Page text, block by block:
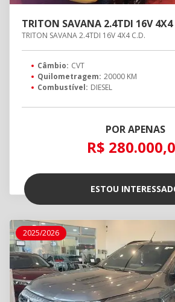
TRITON SAVANA 2.4TDI 16V 4X4
TRITON SAVANA 2.4TDI 16V 4X4 C.D.
Câmbio: CVT
Quilometragem: 20000 KM
Combustível: DIESEL
POR APENAS
R$
ESTOU
2025/2026